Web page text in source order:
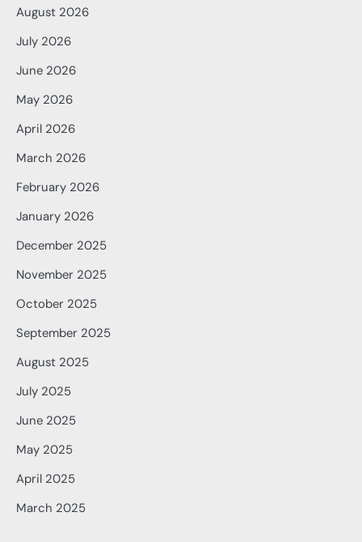
August 2026
July 2026
June 2026
May 2026
April 2026
March 2026
February 2026
January 2026
December 2025
November 2025
October 2025
September 2025
August 2025
July 2025
June 2025
May 2025
April 2025
March 2025